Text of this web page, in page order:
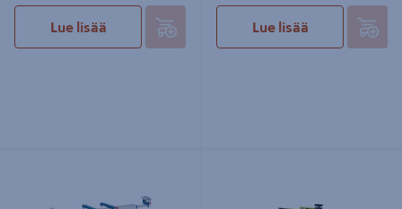
Lue lisää Lue lisää